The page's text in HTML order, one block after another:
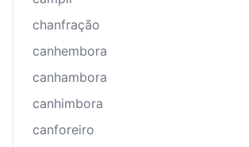
chanfração
canhembora
canhambora
canhimbora
canforeiro